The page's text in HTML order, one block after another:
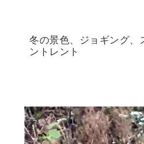
冬の景色、ジョギング、
ントレント